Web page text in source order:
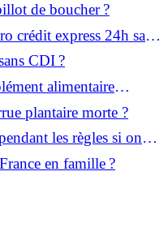
de boucher ?
crédit express 24h sans
CDI ?
alimentaire
dans cet article
plantaire morte ?
les règles si on
en famille ?